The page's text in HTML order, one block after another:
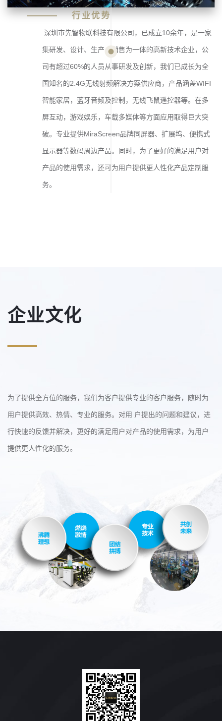
行业优势
深圳市先智物联科技有限公司，已成立10余年，是一家
集研发、设计、生产、销售为一体的高新技术企业，公
司有超过60%的人员从事研发及创新，我们已成长为全
国知名的2.4G无线射频解决方案供应商，产品涵盖WIFI
智能家居，蓝牙音频及控制，无线飞鼠遥控器等。在多
屏互动，游戏娱乐，车载多媒体等方面应用取得巨大突
破。专业提供MiraScreen品牌同屏器、扩展坞、便携式
显示器等数码周边产品。同时，为了更好的满足用户对
产品的使用需求，还可为用户提供更人性化产品定制服
务。
企业文化
为了提供全方位的服务，我们为客户提供专业的客户服务，随时为
用户提供高效、热情、专业的服务。对用 户提出的问题和建议，进
行快速的反馈并解决，更好的满足用户对产品的使用需求，为用户
提供更人性化的服务。